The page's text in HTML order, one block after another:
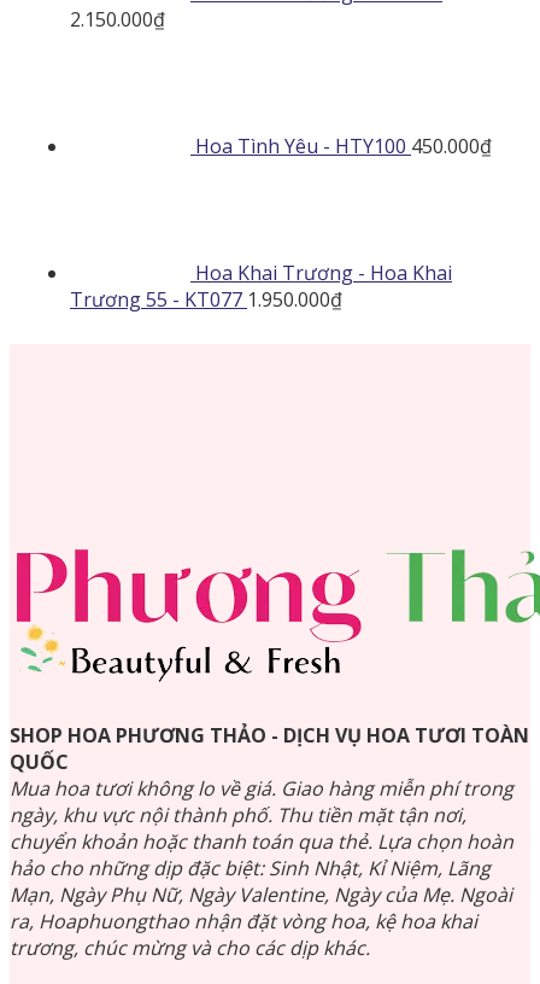
2.150.000₫
Hoa Tình Yêu - HTY100 450.000₫
Hoa Khai Trương - Hoa Khai
Trương 55 - KT077 1.950.000₫
SHOP HOA PHƯƠNG THẢO - DỊCH VỤ HOA TƯƠI TOÀN
QUỐC
Mua hoa tươi không lo về giá. Giao hàng miễn phí trong
ngày, khu vực nội thành phố. Thu tiền mặt tận nơi,
chuyển khoản hoặc thanh toán qua thẻ. Lựa chọn hoàn
hảo cho những dịp đặc biệt: Sinh Nhật, Kỉ Niệm, Lãng
Mạn, Ngày Phụ Nữ, Ngày Valentine, Ngày của Mẹ. Ngoài
ra, Hoaphuongthao nhận đặt vòng hoa, kệ hoa khai
trương, chúc mừng và cho các dịp khác.